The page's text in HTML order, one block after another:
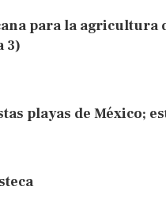
para la agricultura
3)
playas de México;